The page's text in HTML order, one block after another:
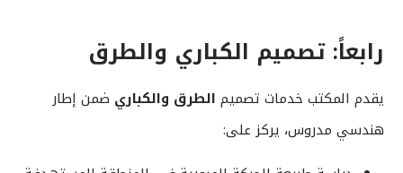
رابعاً: تصميم الكباري والطرق
يقدم المكتب خدمات تصميم الطرق والكباري ضمن إطار
هندسي مدروس، يركز على: